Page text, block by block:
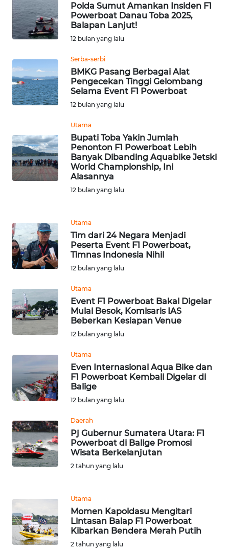
Polda Sumut Amankan Insiden F1
Powerboat Danau Toba 2025,
Balapan Lanjut!
12 bulan yang lalu
Serba-serbi
BMKG Pasang Berbagai Alat
Pengecekan Tinggi Gelombang
Selama Event F1 Powerboat
12 bulan yang lalu
Utama
Bupati Toba Yakin Jumlah
Penonton F1 Powerboat Lebih
Banyak Dibanding Aquabike Jetski
World Championship, Ini
Alasannya
12 bulan yang lalu
Utama
Tim dari 24 Negara Menjadi
Peserta Event F1 Powerboat,
Timnas Indonesia Nihil
12 bulan yang lalu
Utama
Event F1 Powerboat Bakal Digelar
Mulai Besok, Komisaris IAS
Beberkan Kesiapan Venue
12 bulan yang lalu
Utama
Even Internasional Aqua Bike dan
F1 Powerboat Kembali Digelar di
Balige
12 bulan yang lalu
Daerah
Pj Gubernur Sumatera Utara: F1
Powerboat di Balige Promosi
Wisata Berkelanjutan
2 tahun yang lalu
Utama
Momen Kapoldasu Mengitari
Lintasan Balap F1 Powerboat
Kibarkan Bendera Merah Putih
2 tahun yang lalu
INTERNASIONAL
PENDIDIKAN
OLAHRAGA
EDITORIAL
KONTAK
KAMI
IKLAN
TENTANG
KAMI
PEDOMAN
MEDIA
SIBER
KARIR
DISCLAIMER
News
WN
SUMUT